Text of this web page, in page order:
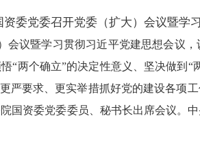
资委党委召开党委（扩大）会议暨学
议暨学习贯彻习近平党建思想会议，
“两个确立”的决定性意义、坚决做到
严要求、更实举措抓好党的建设各项
国资委党委委员、秘书长出席会议。